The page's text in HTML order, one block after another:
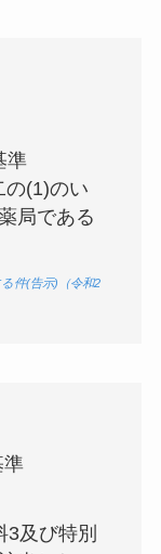
準
の(1)のい
局である
件(告示)（令和2
準
3及び特別